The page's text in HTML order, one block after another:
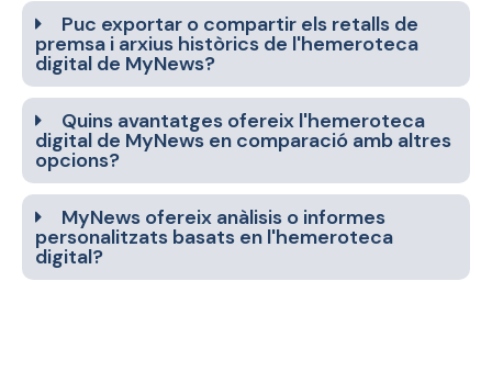
Puc exportar o compartir els retalls de
premsa i arxius històrics de l'hemeroteca
digital de MyNews?
Quins avantatges ofereix l'hemeroteca
digital de MyNews en comparació amb altres
opcions?
MyNews ofereix anàlisis o informes
personalitzats basats en l'hemeroteca
digital?